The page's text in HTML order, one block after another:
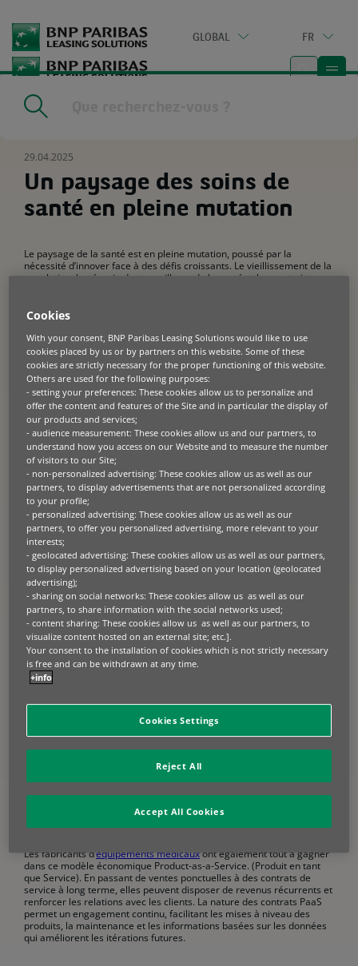
to
main
content
GLOBAL FR
Home
mutation
29.04.2025
Un paysage des soins de
santé en pleine mutation
Le paysage de la santé est en pleine mutation, poussé par la
nécessité d’innover face à des défis croissants. Le vieillissement de la
population, la pénurie des travailleurs de la santé et les contraintes
en particulier le Product-as-a-Service (PaaS), apparaissent comme de
Un nouveau modèle
d’approvisionnement en soins de santé
Le modèle traditionnel d’approvisionnement en soins de santé,
caractérisé par des dépenses d’investissement initiales pour
l’équipement médical, s’avère de moins en moins viable. Le PaaS
offre une alternative convaincante, permettant aux prestataires de
soins de santé d’accéder à une technologie de pointe sans le fardeau
de lourds investissements initiaux. Au lieu de cela, ils concluent des
contrats de service qui englobent l’utilisation de l’équipement, la
maintenance et le soutien opérationnel. Ce changement permet une
budgétisation plus prévisible, car les coûts sont alignés sur l’utilisation
réelle.
Au-delà des avantages financiers, le PaaS offre une plus grande
efficacité et optimise l’allocation des ressources. Un logiciel de
gestion des équipements, souvent intégré à ces contrats, garantit que
l’équipement est déployé là où il est le plus nécessaire et entretenu
de manière proactive. Cela minimise les temps d’arrêt, prolonge la
durée de vie des équipements et réduit les déchets dus à la sous-
utilisation, autant de facteurs cruciaux dans un environnement aux
ressources limitées.
L’adoption de technologies de pointe comme la robotique et
d’approvisionnement flexibles. Bien que ces technologies promettent
d’améliorer les résultats pour les patients et d’atténuer les pénuries
de personnel, leur mise en œuvre nécessite souvent un
investissement initial important. Le PaaS offre un accès à ces
innovations, permettant aux prestataires de soins de santé de tirer
parti de leurs avantages sans grever les budgets.
Les fabricants d’équipements médicauxont également tout à gagner
dans ce modèle économique Product-as-a-Service. (Produit en tant
que Service). En passant de ventes ponctuelles à des contrats de
service à long terme, elles peuvent disposer de revenus récurrents et
renforcer les relations avec les clients. La nature des contrats PaaS
permet un engagement continu, facilitant les mises à niveau des
produits, la maintenance et les informations basées sur les données
qui améliorent les itérations futures.
Cookies
With your consent, BNP Paribas Leasing Solutions would like to use
cookies placed by us or by partners on this website. Some of these
cookies are strictly necessary for the proper functioning of this website.
Others are used for the following purposes:
- setting your preferences: These cookies allow us to personalize and
offer the content and features of the Site and in particular the display of
our products and services;
- audience measurement: These cookies allow us and our partners, to
understand how you access on our Website and to measure the number
of visitors to our Site;
- non-personalized advertising: These cookies allow us as well as our
partners, to display advertisements that are not personalized according
to your profile;
- personalized advertising: These cookies allow us as well as our
partners, to offer you personalized advertising, more relevant to your
interests;
- geolocated advertising: These cookies allow us as well as our partners,
to display personalized advertising based on your location (geolocated
advertising);
- sharing on social networks: These cookies allow us as well as our
partners, to share information with the social networks used;
- content sharing: These cookies allow us as well as our partners, to
visualize content hosted on an external site; etc.].
Your consent to the installation of cookies which is not strictly necessary
is free and can be withdrawn at any time.
+info
Cookies Settings
Reject All
Accept All Cookies